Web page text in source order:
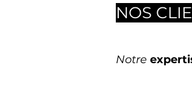
NOS
Notre